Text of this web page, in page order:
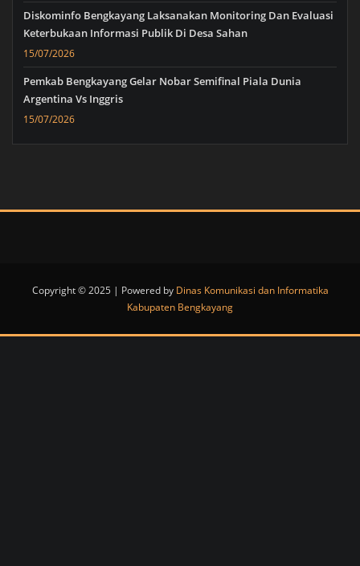
Diskominfo Bengkayang Laksanakan Monitoring Dan Evaluasi
Keterbukaan Informasi Publik Di Desa Sahan
15/07/2026
Pemkab Bengkayang Gelar Nobar Semifinal Piala Dunia
Argentina Vs Inggris
15/07/2026
Copyright © 2025 | Powered by Dinas Komunikasi dan Informatika
Kabupaten Bengkayang